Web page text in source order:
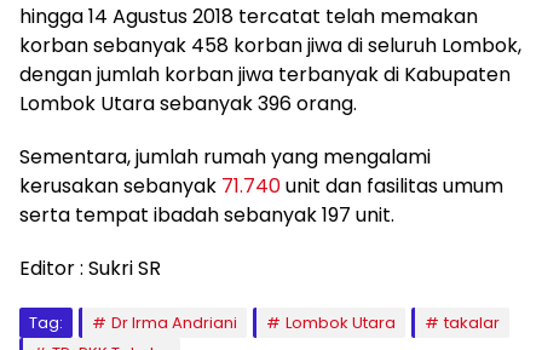
hingga 14 Agustus 2018 tercatat telah memakan
korban sebanyak 458 korban jiwa di seluruh Lombok,
dengan jumlah korban jiwa terbanyak di Kabupaten
Lombok Utara sebanyak 396 orang.
Sementara, jumlah rumah yang mengalami
kerusakan sebanyak 71.740unit dan fasilitas umum
serta tempat ibadah sebanyak 197 unit.
Editor : Sukri SR
Tag: Dr Irma Andriani Lombok Utara
takalar